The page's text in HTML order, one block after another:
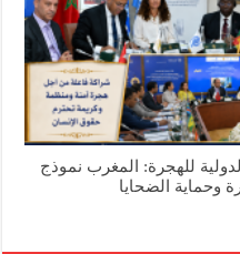
للهجرة: المغرب نموذج
وحماية الضحايا